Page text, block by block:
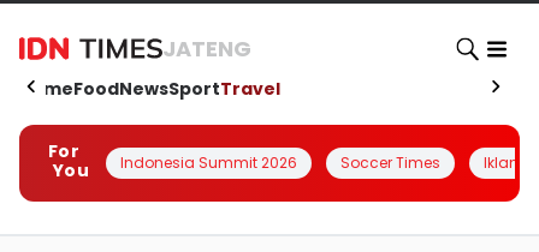
JATENG
HomeFoodNewsSportTravel
For
You
Indonesia Summit 2026 Soccer Times Iklanin